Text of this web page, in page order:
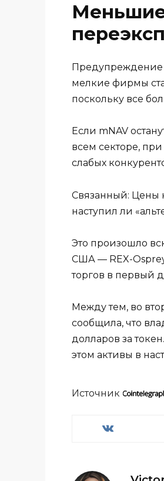
Предупреждение
мелкие фирмы
поскольку все
Если mNAV
всем секторе,
слабых
Связанный: Цены
наступил ли
Это произошло
США — REX-
торгов в первый
Между тем, во
сообщила, что
долларов за
этом активы в
Источник